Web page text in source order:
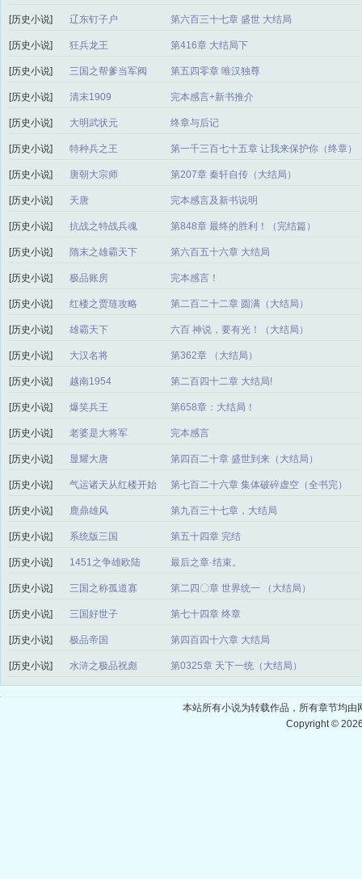
[历史小说] 辽东钉子户 第六百三十七章 盛世 大结局
[历史小说] 狂兵龙王 第416章 大结局下
[历史小说] 三国之帮爹当军阀 第五四零章 唯汉独尊
[历史小说] 清末1909 完本感言+新书推介
[历史小说] 大明武状元 终章与后记
[历史小说] 特种兵之王 第一千三百七十五章 让我来保护你（终章）
[历史小说] 唐朝大宗师 第207章 秦轩自传（大结局）
[历史小说] 天唐 完本感言及新书说明
[历史小说] 抗战之特战兵魂 第848章 最终的胜利！（完结篇）
[历史小说] 隋末之雄霸天下 第六百五十六章 大结局
[历史小说] 极品账房 完本感言！
[历史小说] 红楼之贾琏攻略 第二百二十二章 圆满（大结局）
[历史小说] 雄霸天下 六百 神说，要有光！（大结局）
[历史小说] 大汉名将 第362章 （大结局）
[历史小说] 越南1954 第二百四十二章 大结局!
[历史小说] 爆笑兵王 第658章：大结局！
[历史小说] 老婆是大将军 完本感言
[历史小说] 显耀大唐 第四百二十章 盛世到来（大结局）
[历史小说] 气运诸天从红楼开始 第七百二十六章 集体破碎虚空（全书完）
[历史小说] 鹿鼎雄风 第九百三十七章，大结局
[历史小说] 系统版三国 第五十四章 完结
[历史小说] 1451之争雄欧陆 最后之章·结束。
[历史小说] 三国之称孤道寡 第二四〇章 世界统一 （大结局）
[历史小说] 三国好世子 第七十四章 终章
[历史小说] 极品帝国 第四百四十六章 大结局
[历史小说] 水浒之极品祝彪 第0325章 天下一统（大结局）
本站所有小说为转载作品，所有章节均
Copyright ©